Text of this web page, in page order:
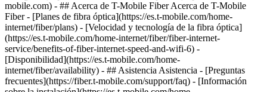
- ## Acerca de T-Mobile Fiber Acerca de T-Mobile
Fiber - [Planes de fibra óptica](https://es.t-mobile.com/home-
internet/fiber/plans) - [Velocidad y tecnología de la fibra óptica]
(https://es.t-mobile.com/home-internet/fiber/fiber-internet-
service/benefits-of-fiber-internet-speed-and-wifi-6) -
[Disponibilidad](https://es.t-mobile.com/home-
internet/fiber/availability) - ## Asistencia Asistencia - [Preguntas
frecuentes](https://fiber.t-mobile.com/support/faq) - [Información